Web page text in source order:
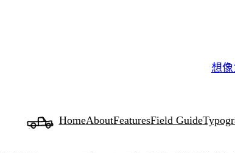
想
HomeAboutFeaturesField Guide